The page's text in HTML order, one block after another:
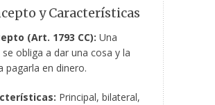
y Características
(Art. 1793 CC): Una
obliga a dar una cosa y la
pagarla en dinero.
Principal, bilateral,